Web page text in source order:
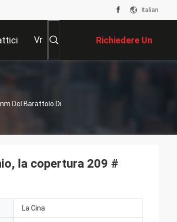
Italian
Vr Richiedere Un
Preventivo
Del Barattolo Di
la copertura 209 #
La Cina